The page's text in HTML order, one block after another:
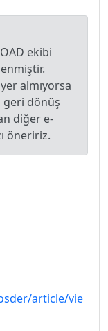
ekibi
almıyorsa
geri dönüş
diğer e-
öneririz.
article/vie